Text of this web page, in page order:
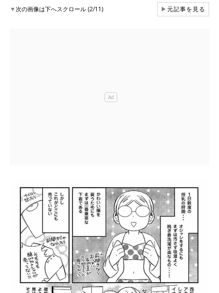
▼次の画像は下へスクロール (2/11) ▶元記事を見る